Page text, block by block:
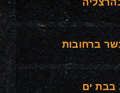
ברחובות
בבת ים